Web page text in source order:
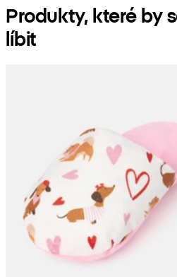
Produkty, které by
líbit